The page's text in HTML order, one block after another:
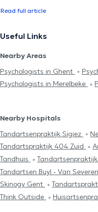
Read full article
Useful Links
Nearby Areas
Psychologists in Ghent
Psychologists in Merelbeke
Nearby Hospitals
Tandartsenpraktijk Sigiez
Tandartspraktijk 404 Zuid
Tandhuis
Tandartsen Buyl - Van Severen
Skinogy Gent
Think Outside